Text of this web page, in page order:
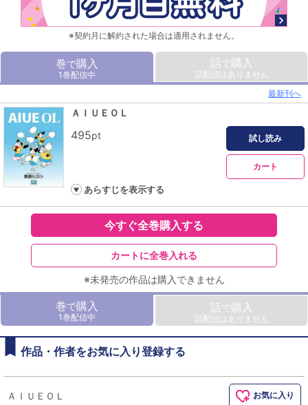
※契約月に解約された場合は適用されません。
巻で購入
1巻配信中
話で購入
話配信はありません
最新刊へ
ＡＩＵＥＯＬ
495pt 試し読み
カート
あらすじを表示する
今すぐ全巻購入する
カートに全巻入れる
※未発売の作品は購入できません
巻で購入
1巻配信中
話で購入
話配信はありません
作品・作者をお気に入り登録する
ＡＩＵＥＯＬ お気に入り